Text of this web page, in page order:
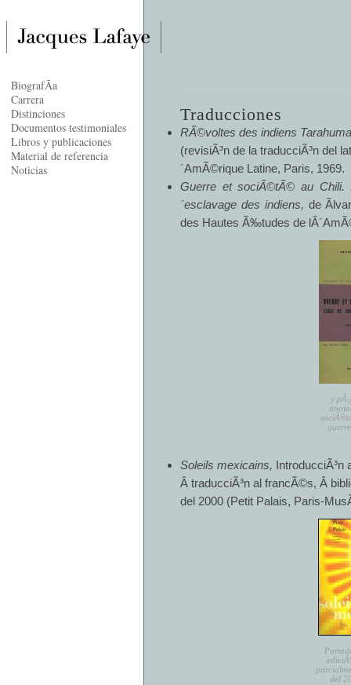
Traducciones
RÃ©voltes des indiens
(revisiÃ³n de la traducciÃ³n del
´AmÃ©rique Latine, Paris, 1969.
Guerre et sociÃ©tÃ© au Chili.
´esclavage des indiens, de
des Hautes Ã‰tudes de
y
Soleils mexicains, IntroducciÃ³n
Â traducciÃ³n al francÃ©s, Â
del 2000 (Petit Palais, Paris-
del
BiografÃ­a
Carrera
Distinciones
Documentos testimoniales
Libros y publicaciones
Material de referencia
Noticias